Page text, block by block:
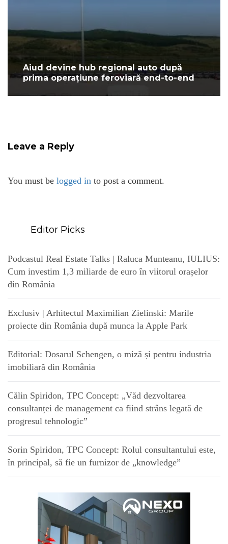
Aiud devine hub regional auto după
prima operațiune feroviară end-to-end
Leave a Reply
You must be logged in to post a comment.
Editor Picks
Podcastul Real Estate Talks | Raluca Munteanu, IULIUS:
Cum investim 1,3 miliarde de euro în viitorul orașelor
din România
Exclusiv | Arhitectul Maximilian Zielinski: Marile
proiecte din România după munca la Apple Park
Editorial: Dosarul Schengen, o miză și pentru industria
imobiliară din România
Călin Spiridon, TPC Concept: „Văd dezvoltarea
consultanței de management ca fiind strâns legată de
progresul tehnologic”
Sorin Spiridon, TPC Concept: Rolul consultantului este,
în principal, să fie un furnizor de „knowledge”